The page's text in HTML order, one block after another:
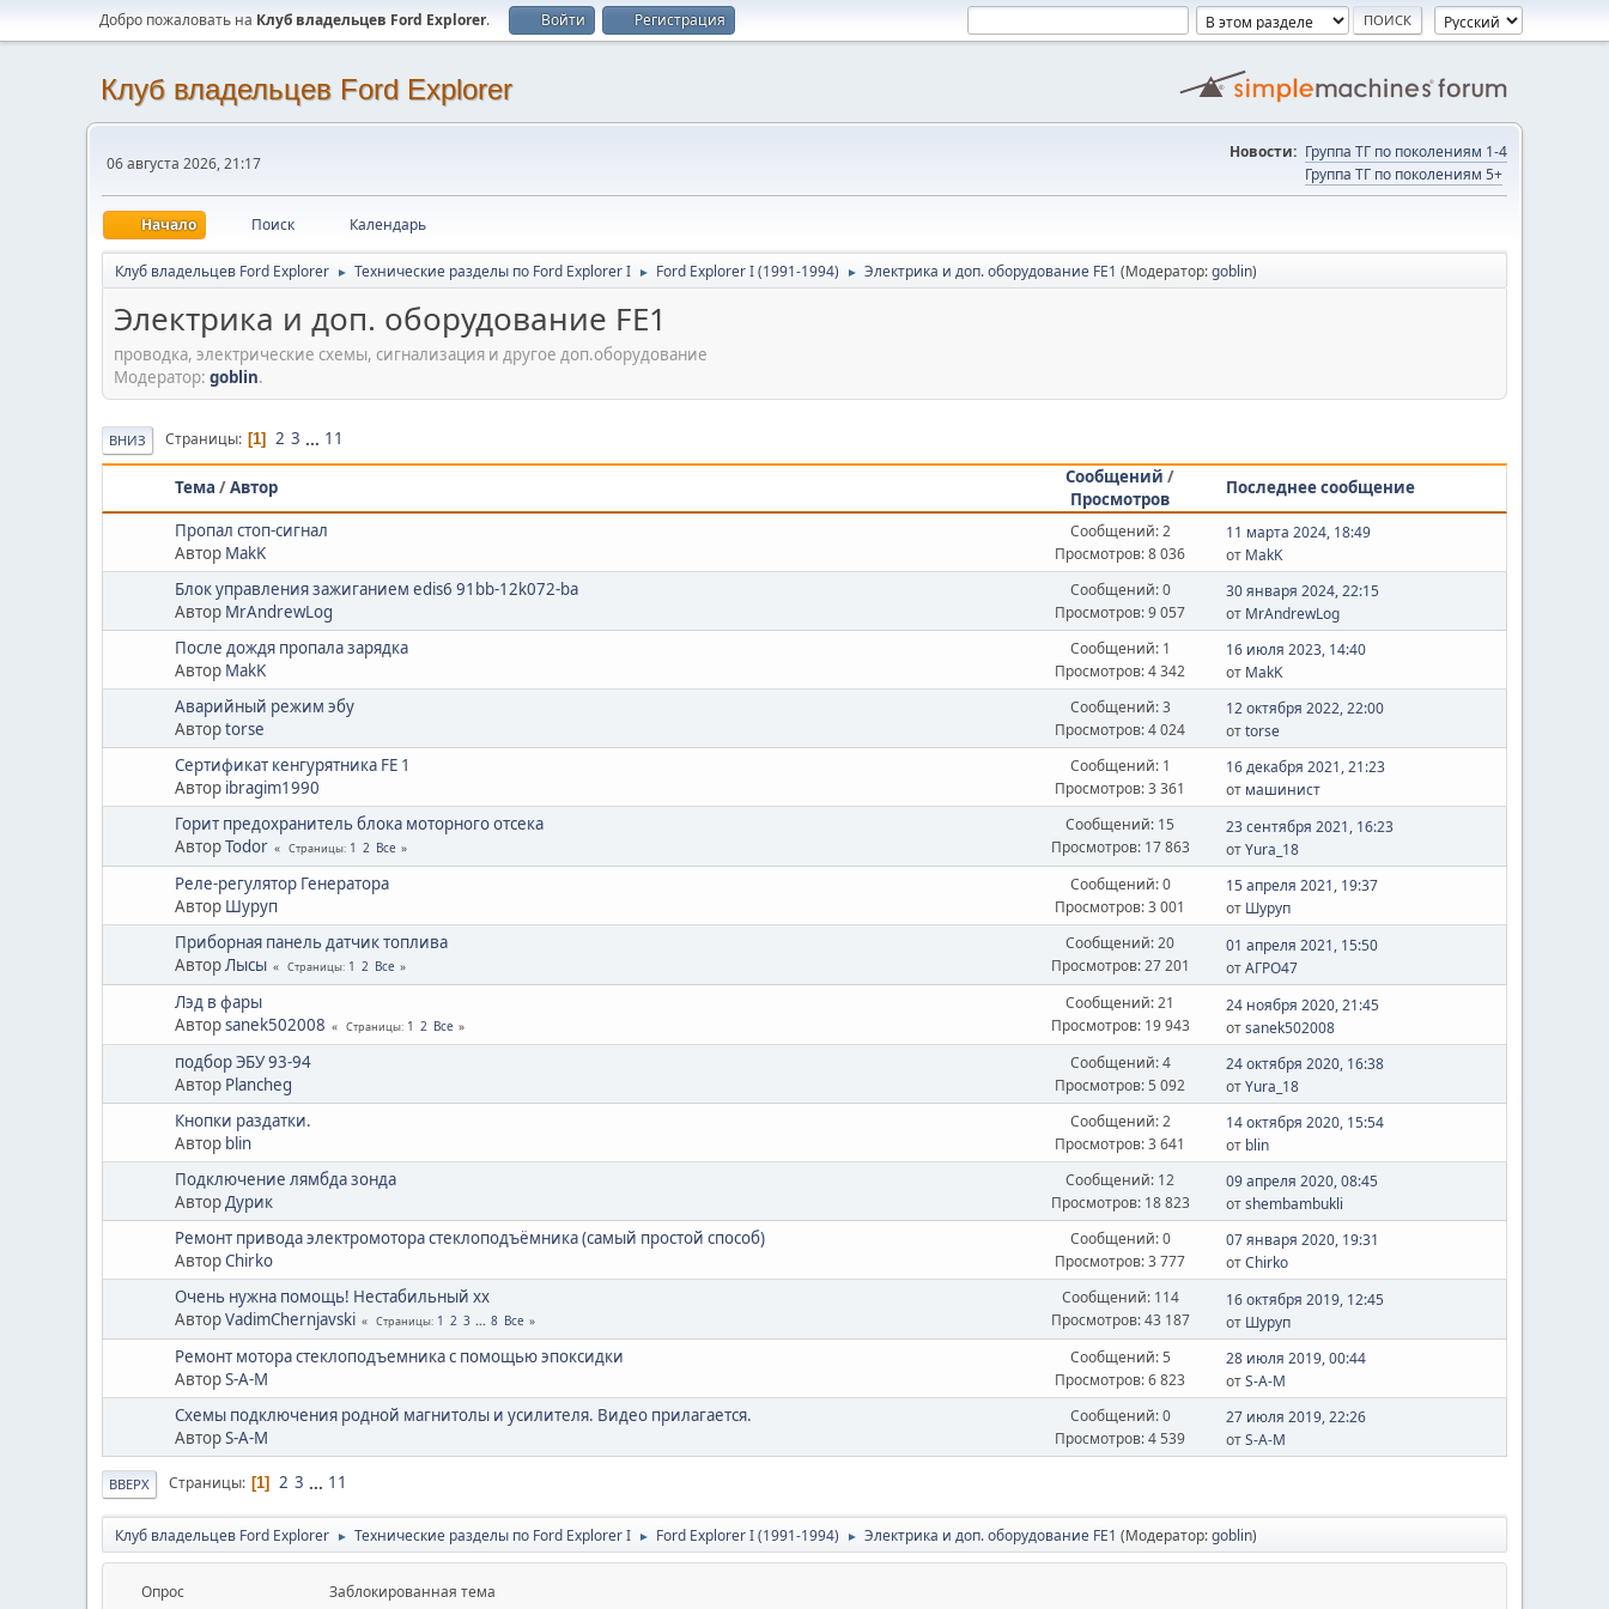
Добро пожаловать на Клуб владельцев Ford Explorer. Войти Регистрация
Клуб владельцев Ford Explorer
06 августа 2026, 21:17
Новости: Группа ТГ по поколениям 1-4
Группа ТГ по поколениям 5+
Начало Поиск Календарь
Клуб владельцев Ford Explorer ► Технические разделы по Ford Explorer I ► Ford Explorer I (1991-1994) ► Электрика и доп. оборудование FE1 (Модератор:goblin)
Электрика и доп. оборудование FE1
проводка, электрические схемы, сигнализация и другое доп.оборудование
Модератор: goblin.
ВНИЗ Страницы 1 2 3 ... 11
Тема /Автор
Сообщений /
Просмотров
Последнее сообщение
Пропал стоп-сигнал
Автор MakK
Сообщений: 2
Просмотров: 8 036
11 марта 2024, 18:49
от MakK
Блок управления зажиганием edis6 91bb-12k072-ba
Автор MrAndrewLog
Сообщений: 0
Просмотров: 9 057
30 января 2024, 22:15
от MrAndrewLog
После дождя пропала зарядка
Автор MakK
Сообщений: 1
Просмотров: 4 342
16 июля 2023, 14:40
от MakK
Аварийный режим эбу
Авторtorse
Сообщений: 3
Просмотров: 4 024
12 октября 2022, 22:00
отtorse
Сертификат кенгурятника FE 1
Автор ibragim1990
Сообщений: 1
Просмотров: 3 361
16 декабря 2021, 21:23
от машинист
Горит предохранитель блока моторного отсека
АвторTodor Страницы 1 2 Все
Сообщений: 15
Просмотров: 17 863
23 сентября 2021, 16:23
отYura_18
Реле-регулятор Генератора
Автор Шуруп
Сообщений: 0
Просмотров: 3 001
15 апреля 2021, 19:37
от Шуруп
Приборная панель датчик топлива
Автор Лысы Страницы 1 2 Все
Сообщений: 20
Просмотров: 27 201
01 апреля 2021, 15:50
отАГРО47
Лэд в фары
Авторsanek502008 Страницы 1 2 Все
Сообщений: 21
Просмотров: 19 943
24 ноября 2020, 21:45
отsanek502008
подбор ЭБУ 93-94
Автор Plancheg
Сообщений: 4
Просмотров: 5 092
24 октября 2020, 16:38
отYura_18
Кнопки раздатки.
Автор blin
Сообщений: 2
Просмотров: 3 641
14 октября 2020, 15:54
от blin
Подключение лямбда зонда
Автор Дурик
Сообщений: 12
Просмотров: 18 823
09 апреля 2020, 08:45
отshembambukli
Ремонт привода электромотора стеклоподъёмника (самый простой способ)
АвторChirko
Сообщений: 0
Просмотров: 3 777
07 января 2020, 19:31
отChirko
Очень нужна помощь! Нестабильный хх
АвторVadimChernjavski Страницы 1 2 3 ... 8 Все
Сообщений: 114
Просмотров: 43 187
16 октября 2019, 12:45
от Шуруп
Ремонт мотора стеклоподъемника с помощью эпоксидки
АвторS-A-M
Сообщений: 5
Просмотров: 6 823
28 июля 2019, 00:44
отS-A-M
Схемы подключения родной магнитолы и усилителя. Видео прилагается.
АвторS-A-M
Сообщений: 0
Просмотров: 4 539
27 июля 2019, 22:26
отS-A-M
ВВЕРХ Страницы 1 2 3 ... 11
Клуб владельцев Ford Explorer ► Технические разделы по Ford Explorer I ► Ford Explorer I (1991-1994) ► Электрика и доп. оборудование FE1 (Модератор:goblin)
Опрос
Заблокированная тема